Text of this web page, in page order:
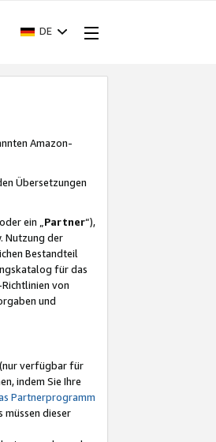
DE
Amazon-
Übersetzungen
ein „Partner“),
Nutzung der
Bestandteil
für das
von
und
verfügbar für
indem Sie Ihre
Partnerprogramm
müssen dieser